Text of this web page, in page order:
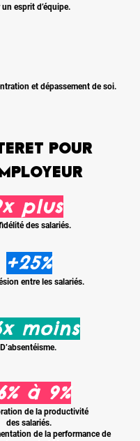
un esprit d’équipe.
et dépassement de soi.
pour
pl us
des salariés.
+25%
entre les salariés.
moins
D’absentéisme.
à 9%
de la productivité
des salariés.
de la performance de